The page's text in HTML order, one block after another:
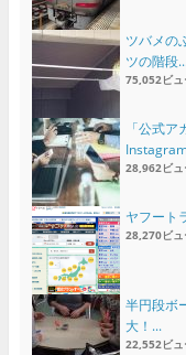
ツバメの
ツの階段
75,052ビュ
「公式
28,962ビュ
ヤフート
28,270ビュ
半円段ボ
大！...
22,552ビュ